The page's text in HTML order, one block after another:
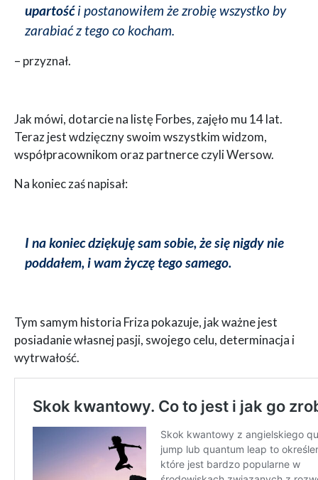
upartośći postanowiłem że zrobię wszystko by
zarabiać z tego co kocham.
– przyznał.
Jak mówi, dotarcie na listę Forbes, zajęło mu 14 lat.
Teraz jest wdzięczny swoim wszystkim widzom,
współpracownikom oraz partnerce czyli Wersow.
Na koniec zaś napisał:
I na koniec dziękuję sam sobie, że się nigdy nie
poddałem, i wam życzę tego samego.
Tym samym historia Friza pokazuje, jak ważne jest
posiadanie własnej pasji, swojego celu, determinacja i
wytrwałość.